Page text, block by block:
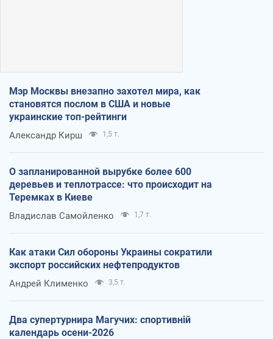
Мэр Москвы внезапно захотел мира, как
становятся послом в США и новые
украинские топ-рейтинги
Александр Кирш 1,5 т.
О запланированной вырубке более 600
деревьев и теплотрассе: что происходит на
Теремках в Киеве
Владислав Самойленко 1,7 т.
Как атаки Сил обороны Украины сократили
экспорт российских нефтепродуктов
Андрей Клименко 3,5 т.
Два супертурнира Магучих: спортивній
календарь осени-2026